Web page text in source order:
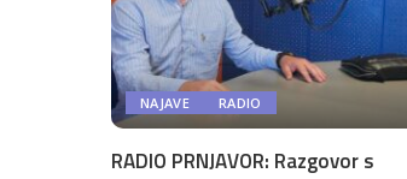
NAJAVE RADIO
RADIO PRNJAVOR: Razgovor s